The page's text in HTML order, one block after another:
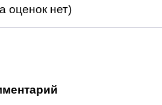
оценок нет)